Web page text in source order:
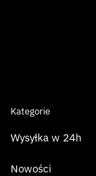
Kategorie
Wysyłka w 24h
Nowości